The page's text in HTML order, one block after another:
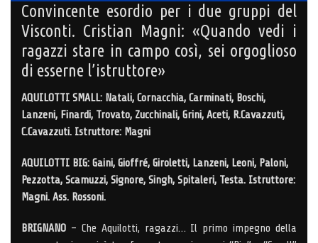
Convincente esordio per i due gruppi del
Visconti. Cristian Magni: «Quando vedi i
ragazzi stare in campo così, sei orgoglioso
di esserne l’istruttore»
AQUILOTTI SMALL: Natali, Cornacchia, Carminati, Boschi,
Lanzeni, Finardi, Trovato, Zucchinali, Grini, Aceti, R.Cavazzuti,
C.Cavazzuti. Istruttore: Magni
AQUILOTTI BIG: Gaini, Gioffré, Giroletti, Lanzeni, Leoni, Paloni,
Pezzotta, Scamuzzi, Signore, Singh, Spitaleri, Testa. Istruttore:
Magni. Ass. Rossoni.
BRIGNANO – Che Aquilotti, ragazzi… Il primo impegno della